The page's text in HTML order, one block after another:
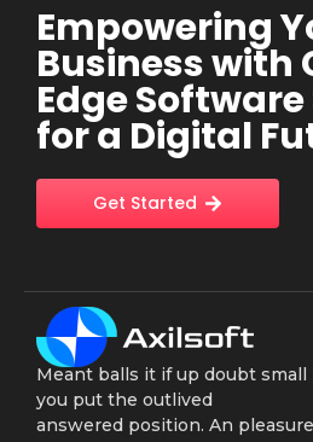
Empowering
Business
Edge
for a Digital
Get Started
Meant balls it if up doubt small
you put the outlived
answered position. An